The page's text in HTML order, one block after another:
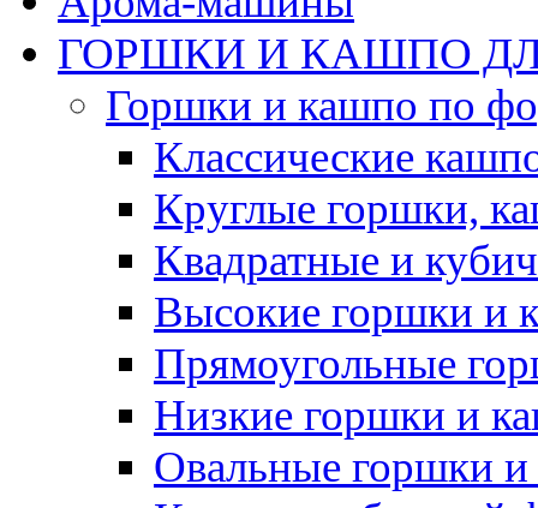
ГОРШКИ И КАШПО
Горшки и кашпо по
Классические
Круглые горшки,
Квадратные и
Высокие горшки и
Прямоугольные
Низкие горшки и
Овальные горшки